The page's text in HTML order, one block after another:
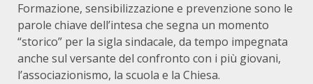
Formazione, sensibilizzazione e prevenzione sono le
parole chiave dell’intesa che segna un momento
“storico” per la sigla sindacale, da tempo impegnata
anche sul versante del confronto con i più giovani,
l’associazionismo, la scuola e la Chiesa.